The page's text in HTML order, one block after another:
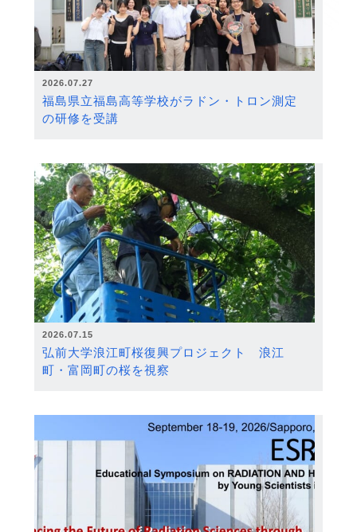
2026.07.27
福島県立福島高等学校がラドン・トロン測定
の研修を受講
2026.07.15
弘前大学浪江町桜復興プロジェクト 浪江
町・富岡町の桜を視察